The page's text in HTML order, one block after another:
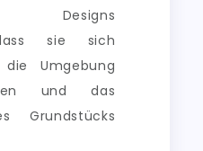
Designs
sie sich
Umgebung
und das
Grundstücks